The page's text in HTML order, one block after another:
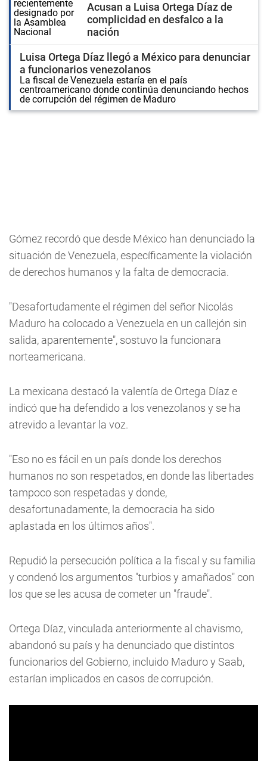
Acusan a Luisa Ortega Díaz de
complicidad en desfalco a la
nación
Luisa Ortega Díaz llegó a México para denunciar
a funcionarios venezolanos
La fiscal de Venezuela estaría en el país
centroamericano donde continúa denunciando hechos
de corrupción del régimen de Maduro
Gómez recordó que desde México han denunciado la
situación de Venezuela, específicamente la violación
de derechos humanos y la falta de democracia.
"Desafortudamente el régimen del señor Nicolás
Maduro ha colocado a Venezuela en un callejón sin
salida, aparentemente", sostuvo la funcionara
norteamericana.
La mexicana destacó la valentía de Ortega Díaz e
indicó que ha defendido a los venezolanos y se ha
atrevido a levantar la voz.
"Eso no es fácil en un país donde los derechos
humanos no son respetados, en donde las libertades
tampoco son respetadas y donde,
desafortunadamente, la democracia ha sido
aplastada en los últimos años".
Repudió la persecución política a la fiscal y su familia
y condenó los argumentos "turbios y amañados" con
los que se les acusa de cometer un "fraude".
Ortega Díaz, vinculada anteriormente al chavismo,
abandonó su país y ha denunciado que distintos
funcionarios del Gobierno, incluido Maduro y Saab,
estarían implicados en casos de corrupción.